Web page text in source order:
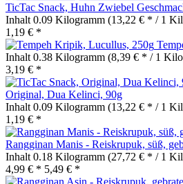
TicTac Snack, Huhn Zwiebel
Inhalt 0.09 Kilogramm (13,22 € * / 1
1,19 € *
Inhalt 0.38 Kilogramm (8,39 € * / 1
3,19 € *
Original, Dua Kelinci, 90g
Inhalt 0.09 Kilogramm (13,22 € * / 1
1,19 € *
Rangginan Manis - Reiskrupuk, süß,
Inhalt 0.18 Kilogramm (27,72 € * / 1
4,99 € * 5,49 € *